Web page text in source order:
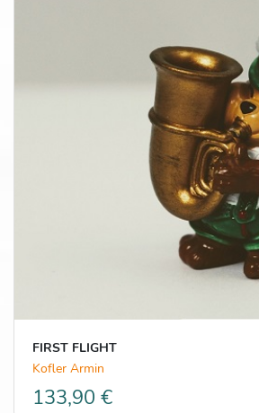
FIRST FLIGHT
Kofler Armin
133,90 €